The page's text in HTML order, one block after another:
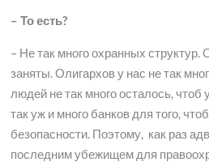
– То есть?
– Не так много охранных структур.
заняты. Олигархов у нас не так
людей не так много осталось, чтоб
так уж и много банков для того,
безопасности. Поэтому, как раз
последним убежищем для